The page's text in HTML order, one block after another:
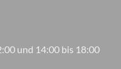
und 14:00 bis 18:00